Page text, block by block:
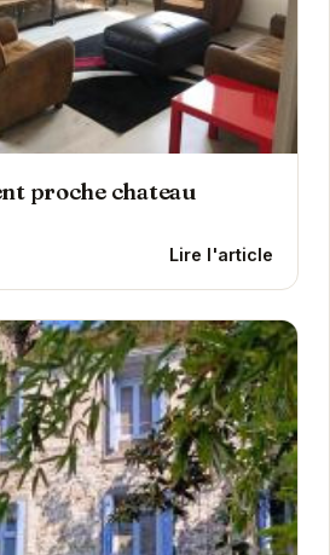
proche chateau
Lire l'article